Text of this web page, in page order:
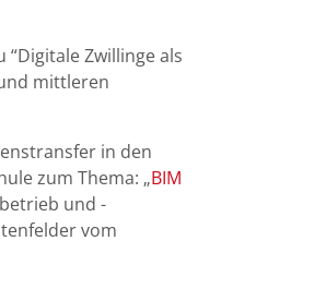
Zwillinge als
mittleren
in den
zum Thema: „BIM
und -
vom